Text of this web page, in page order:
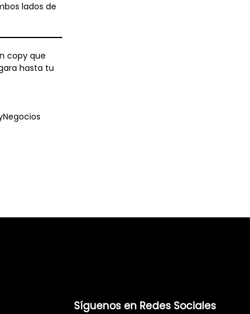
lados de
copy que
hasta tu
Síguenos en Redes Sociales